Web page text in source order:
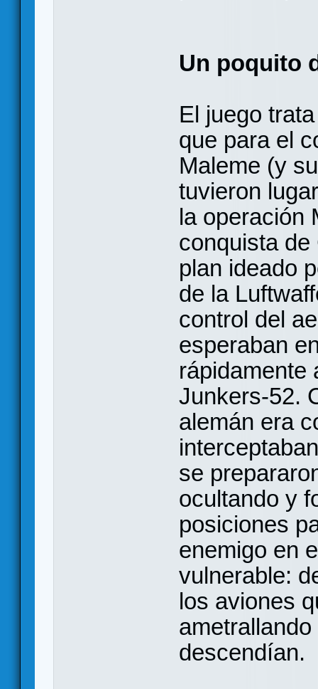
Un poquito
El juego
que para el
Maleme (y
tuvieron
la operación
conquista de
plan ideado
de la
control del
esperaban
rápidamente
Junkers-52.
alemán era
se
ocultando y
posiciones
enemigo en
vulnerable:
los aviones
descendían.